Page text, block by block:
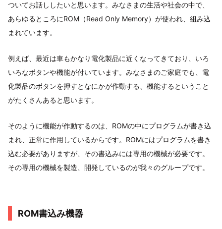
ついてお話ししたいと思います。みなさまの生活や社会の中で、
あらゆるところにROM（Read Only Memory）が使われ、組み込
まれています。
例えば、最近は車もかなり電化製品に近くなってきており、いろ
いろなボタンや機能が付いています。みなさまのご家庭でも、電
化製品のボタンを押すとなにかが作動する、機能するということ
がたくさんあると思います。
そのように機能が作動するのは、ROMの中にプログラムが書き込
まれ、正常に作用しているからです。ROMにはプログラムを書き
込む必要がありますが、その書込みには専用の機械が必要です。
その専用の機械を製造、開発しているのが我々のグループです。
ROM書込み機器